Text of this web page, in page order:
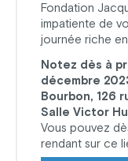
Fondation
impatiente de
journée riche
Notez dès à
décembre
Bourbon, 126
Salle Victor
Vous pouvez
rendant sur ce